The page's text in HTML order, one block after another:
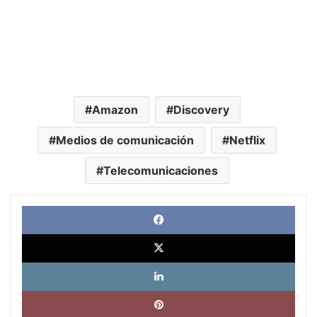
Amazon Discovery
Medios de comunicación Netflix
Telecomunicaciones
X